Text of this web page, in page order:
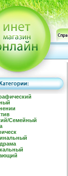
Семейный